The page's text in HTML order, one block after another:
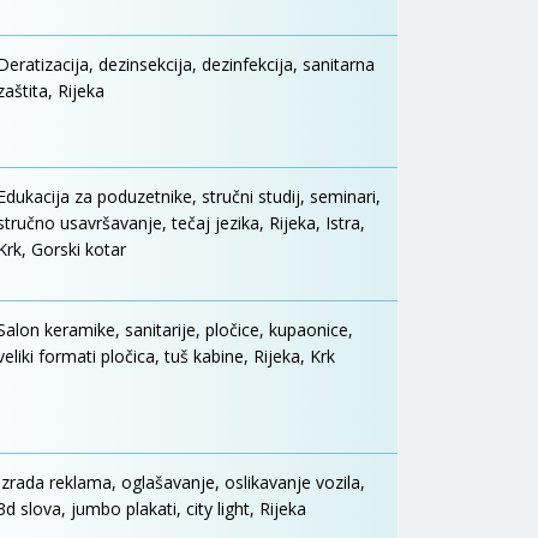
dezinsekcija, dezinfekcija, sanitarna
Rijeka
za poduzetnike, stručni studij, seminari,
usavršavanje, tečaj jezika, Rijeka, Istra,
Gorski kotar
keramike, sanitarije, pločice, kupaonice,
formati pločica, tuš kabine, Rijeka, Krk
reklama, oglašavanje, oslikavanje vozila,
slova, jumbo plakati, city light, Rijeka